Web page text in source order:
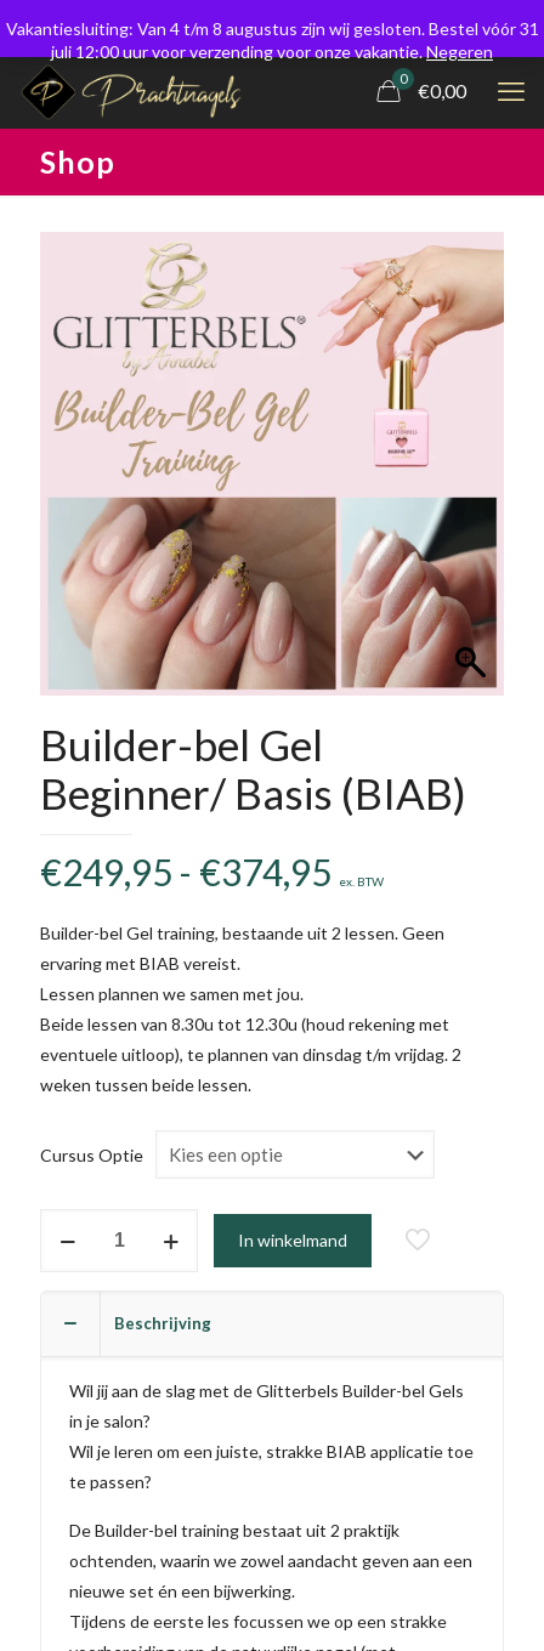
0
€0,00
Shop
Builder-bel Gel
Beginner/ Basis (BIAB)
€249,95 - €374,95 Prijsklasse:
tot
ex. BTW
Builder-bel Gel training, bestaande uit 2 lessen. Geen
ervaring met BIAB vereist.
Lessen plannen we samen met jou.
Beide lessen van 8.30u tot 12.30u (houd rekening met
eventuele uitloop), te plannen van dinsdag t/m vrijdag. 2
weken tussen beide lessen.
Cursus Optie
In winkelmand
Beschrijving
Wil jij aan de slag met de Glitterbels Builder-bel Gels
in je salon?
Wil je leren om een juiste, strakke BIAB applicatie toe
te passen?
De Builder-bel training bestaat uit 2 praktijk
ochtenden, waarin we zowel aandacht geven aan een
nieuwe set én een bijwerking.
Tijdens de eerste les focussen we op een strakke
Vakantiesluiting: Van 4 t/m 8 augustus zijn wij gesloten. Bestel vóór 31
juli 12:00 uur voor verzending voor onze vakantie.Negeren